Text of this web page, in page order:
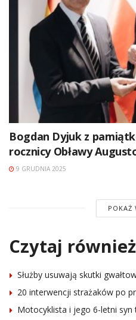
Bogdan Dyjuk z
rocznicy Obławy
9 GRUDNIA 2025
POKAŻ
Czytaj również
Służby usuwają skutki
20 interwencji strażaków po
Motocyklista i jego 6-letni syn